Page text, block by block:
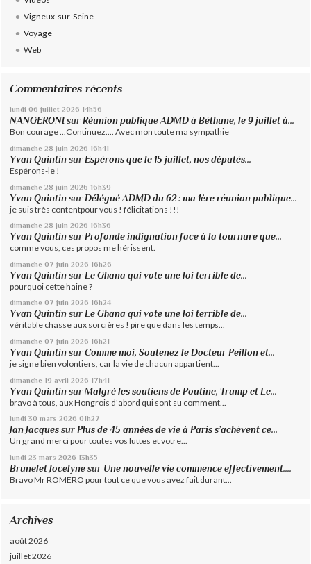
Vigneux-sur-Seine
Voyage
Web
Commentaires récents
lundi 06 juillet 2026 14h56
NANGERONI surRéunion publique ADMD à Béthune, le 9 juillet à...
Bon courage ...Continuez.... Avec mon toute ma sympathie
dimanche 28 juin 2026 16h41
Yvan Quintin surEspérons que le 15 juillet, nos députés...
Espérons-le !
dimanche 28 juin 2026 16h39
Yvan Quintin surDélégué ADMD du 62 : ma 1ère réunion publique...
je suis très contentpour vous ! félicitations !!!
dimanche 28 juin 2026 16h36
Yvan Quintin surProfonde indignation face à la tournure que...
comme vous, ces propos me hérissent.
dimanche 07 juin 2026 16h26
Yvan Quintin sur Le Ghana qui vote une loi terrible de...
pourquoi cette haine ?
dimanche 07 juin 2026 16h24
Yvan Quintin surLe Ghana qui vote une loi terrible de...
véritable chasse aux sorcières ! pire que dans les temps...
dimanche 07 juin 2026 16h21
Yvan Quintin surComme moi, Soutenez le Docteur Peillon et...
je signe bien volontiers, car la vie de chacun appartient...
dimanche 19 avril 2026 17h41
Yvan Quintin surMalgré les soutiens de Poutine, Trump et Le...
bravo à tous, aux Hongrois d'abord qui sont su comment...
lundi 30 mars 2026 01h27
Jan Jacques surPlus de 45 années de vie à Paris s’achèvent ce...
Un grand merci pour toutes vos luttes et votre...
lundi 23 mars 2026 13h35
Brunelet Jocelyne sur Une nouvelle vie commence effectivement....
Bravo Mr ROMERO pour tout ce que vous avez fait durant...
Archives
août 2026
juillet 2026